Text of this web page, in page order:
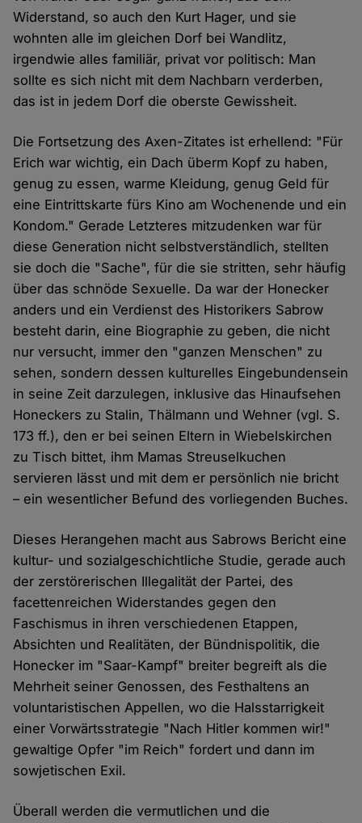
Widerstand, so auch den Kurt Hager, und sie
wohnten alle im gleichen Dorf bei Wandlitz,
irgendwie alles familiär, privat vor politisch: Man
sollte es sich nicht mit dem Nachbarn verderben,
das ist in jedem Dorf die oberste Gewissheit.
Die Fortsetzung des Axen-Zitates ist erhellend: "Für
Erich war wichtig, ein Dach überm Kopf zu haben,
genug zu essen, warme Kleidung, genug Geld für
eine Eintrittskarte fürs Kino am Wochenende und ein
Kondom." Gerade Letzteres mitzudenken war für
diese Generation nicht selbstverständlich, stellten
sie doch die "Sache", für die sie stritten, sehr häufig
über das schnöde Sexuelle. Da war der Honecker
anders und ein Verdienst des Historikers Sabrow
besteht darin, eine Biographie zu geben, die nicht
nur versucht, immer den "ganzen Menschen" zu
sehen, sondern dessen kulturelles Eingebundensein
in seine Zeit darzulegen, inklusive das Hinaufsehen
Honeckers zu Stalin, Thälmann und Wehner (vgl. S.
173 ff.), den er bei seinen Eltern in Wiebelskirchen
zu Tisch bittet, ihm Mamas Streuselkuchen
servieren lässt und mit dem er persönlich nie bricht
– ein wesentlicher Befund des vorliegenden Buches.
Dieses Herangehen macht aus Sabrows Bericht eine
kultur- und sozialgeschichtliche Studie, gerade auch
der zerstörerischen Illegalität der Partei, des
facettenreichen Widerstandes gegen den
Faschismus in ihren verschiedenen Etappen,
Absichten und Realitäten, der Bündnispolitik, die
Honecker im "Saar-Kampf" breiter begreift als die
Mehrheit seiner Genossen, des Festhaltens an
voluntaristischen Appellen, wo die Halsstarrigkeit
einer Vorwärtsstrategie "Nach Hitler kommen wir!"
gewaltige Opfer "im Reich" fordert und dann im
sowjetischen Exil.
Überall werden die vermutlichen und die